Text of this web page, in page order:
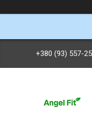
+380 (93) 557-